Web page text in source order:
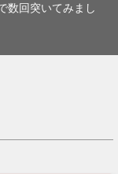
数回突いてみまし